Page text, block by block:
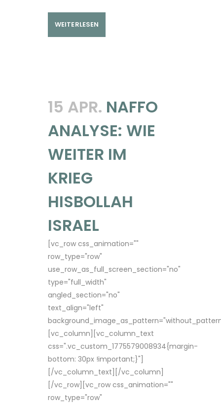
WEITERLESEN
15 APR. NAFFO
ANALYSE: WIE
WEITER IM
KRIEG
HISBOLLAH
ISRAEL
[vc_row css_animation=""
row_type="row"
use_row_as_full_screen_section="no"
type="full_width"
angled_section="no"
text_align="left"
[vc_column][vc_column_text
css=".vc_custom_1775579008934{margin-
bottom: 30px !important;}"]
[/vc_column_text][/vc_column]
[/vc_row][vc_row css_animation=""
row_type="row"